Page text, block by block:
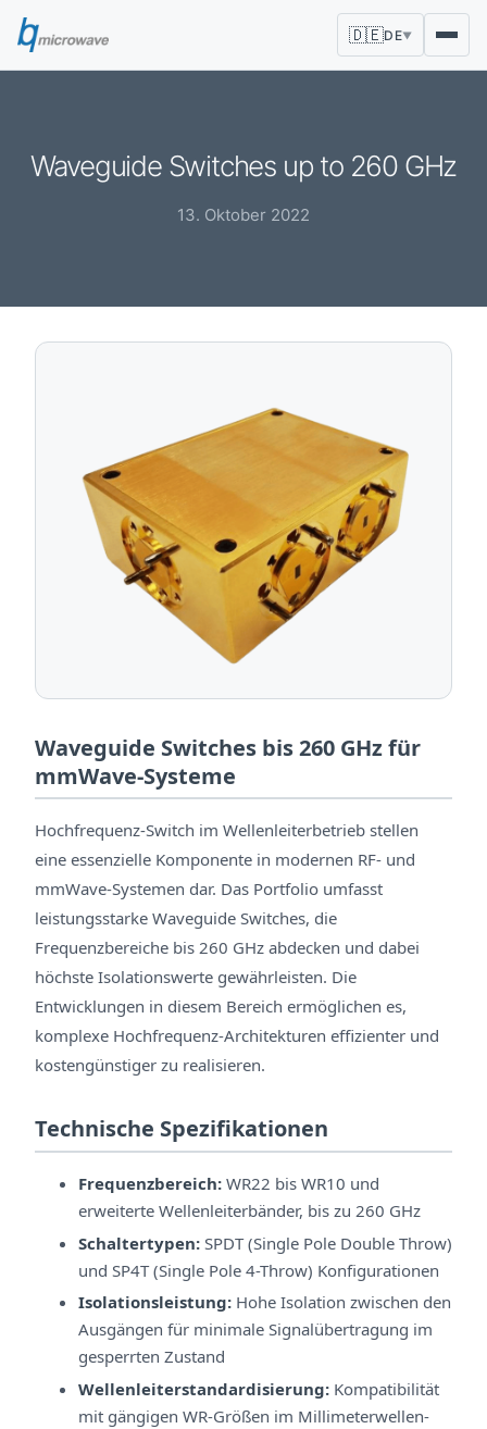
🇩🇪DE▼
Waveguide Switches up to 260 GHz
13. Oktober 2022
Waveguide Switches bis 260 GHz für
mmWave-Systeme
Hochfrequenz-Switch im Wellenleiterbetrieb stellen
eine essenzielle Komponente in modernen RF- und
mmWave-Systemen dar. Das Portfolio umfasst
leistungsstarke Waveguide Switches, die
Frequenzbereiche bis 260 GHz abdecken und dabei
höchste Isolationswerte gewährleisten. Die
Entwicklungen in diesem Bereich ermöglichen es,
komplexe Hochfrequenz-Architekturen effizienter und
kostengünstiger zu realisieren.
Technische Spezifikationen
Frequenzbereich: WR22 bis WR10 und
erweiterte Wellenleiterbänder, bis zu 260 GHz
Schaltertypen: SPDT (Single Pole Double Throw)
und SP4T (Single Pole 4-Throw) Konfigurationen
Isolationsleistung: Hohe Isolation zwischen den
Ausgängen für minimale Signalübertragung im
gesperrten Zustand
Wellenleiterstandardisierung: Kompatibilität
mit gängigen WR-Größen im Millimeterwellen-